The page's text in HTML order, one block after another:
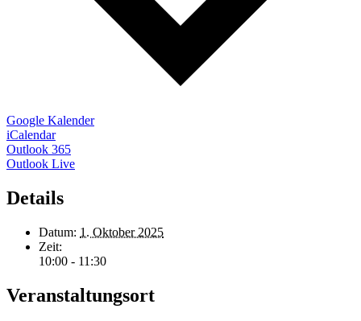
Google Kalender
iCalendar
Outlook 365
Outlook Live
Details
Datum: 1. Oktober 2025
Zeit:
10:00 - 11:30
Veranstaltungsort